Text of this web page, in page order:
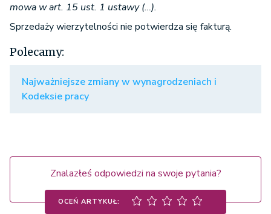
mowa w art. 15 ust. 1 ustawy (…).
Sprzedaży wierzytelności nie potwierdza się fakturą.
Polecamy:
Najważniejsze zmiany w wynagrodzeniach i
Kodeksie pracy
Znalazłeś odpowiedzi na swoje pytania?
OCEŃ ARTYKUŁ: